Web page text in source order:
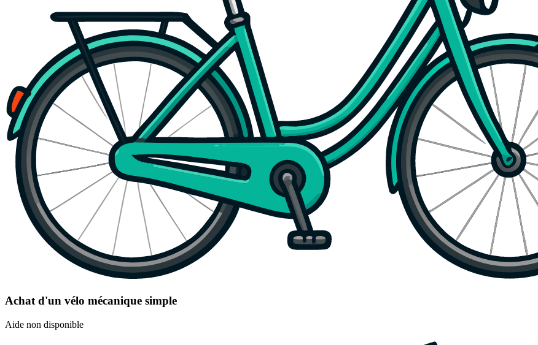
Achat d'un vélo mécanique simple
Aide non disponible